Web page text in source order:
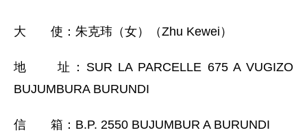
大 使：朱克玮（女）（Zhu Kewei）
地 址：SUR LA PARCELLE 675 A VUGIZO
BUJUMBURA BURUNDI
信 箱：B.P. 2550 BUJUMBUR A BURUNDI